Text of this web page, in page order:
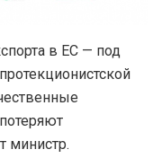
в ЕС — под
министр.